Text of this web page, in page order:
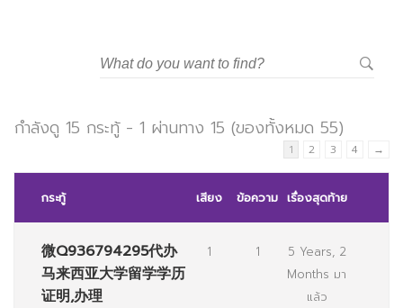
กำลังดู 15 กระทู้ - 1 ผ่านทาง 15 (ของทั้งหมด 55)
1 2 3 4 →
กระทู้ เสียง ข้อความ เรื่องสุดท้าย
微Q936794295代办
马来西亚大学留学学历
证明,办理
1 1
5 Years, 2
Months มา
แล้ว